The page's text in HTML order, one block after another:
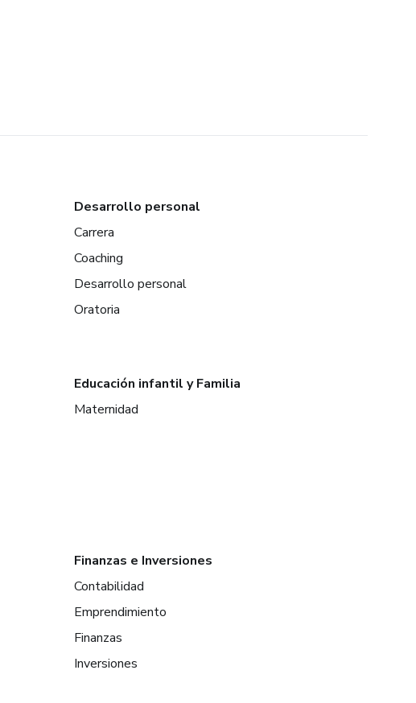
Desarrollo personal
Carrera
Coaching
Desarrollo personal
Oratoria
Educación infantil y Familia
Maternidad
Finanzas e Inversiones
Contabilidad
Emprendimiento
Finanzas
Inversiones